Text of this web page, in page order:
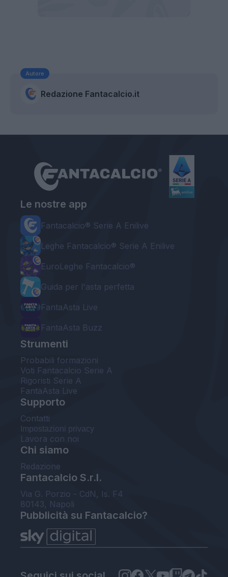
Autore
Redazione Fantacalcio.it
Le nostre app
Fantacalcio® Serie A Enilive
Leghe Fantacalcio® Serie A Enilive
EuroLeghe Fantacalcio®
Guida per l'asta perfetta
FantaAsta Live
FantaAsta Buzz
Strumenti
Probabili formazioni
Voti Fantacalcio Serie A
Rigoristi Serie A
FantaAsta Live
Supporto
Contatti
Impostazioni privacy
Lavora con noi
Chi siamo
Redazione
Fantacalcio S.r.l.
Via G. Porzio - CdN, Is. F4
80143, Napoli
Pubblicità su Fantacalcio?